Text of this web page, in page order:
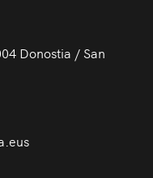
Donostia / San